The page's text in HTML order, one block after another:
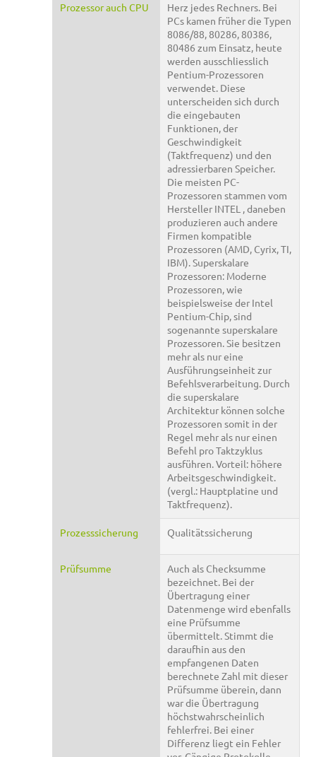
Prozessor auch CPU
Herz jedes Rechners. Bei
PCs kamen früher die Typen
8086/88, 80286, 80386,
80486 zum Einsatz, heute
werden ausschliesslich
Pentium-Prozessoren
verwendet. Diese
unterscheiden sich durch
die eingebauten
Funktionen, der
Geschwindigkeit
(Taktfrequenz) und den
adressierbaren Speicher.
Die meisten PC-
Prozessoren stammen vom
Hersteller INTEL , daneben
produzieren auch andere
Firmen kompatible
Prozessoren (AMD, Cyrix, TI,
IBM). Superskalare
Prozessoren: Moderne
Prozessoren, wie
beispielsweise der Intel
Pentium-Chip, sind
sogenannte superskalare
Prozessoren. Sie besitzen
mehr als nur eine
Ausführungseinheit zur
Befehlsverarbeitung. Durch
die superskalare
Architektur können solche
Prozessoren somit in der
Regel mehr als nur einen
Befehl pro Taktzyklus
ausführen. Vorteil: höhere
Arbeitsgeschwindigkeit.
(vergl.: Hauptplatine und
Taktfrequenz).
Prozesssicherung Qualitätssicherung
Prüfsumme
Auch als Checksumme
bezeichnet. Bei der
Übertragung einer
Datenmenge wird ebenfalls
eine Prüfsumme
übermittelt. Stimmt die
daraufhin aus den
empfangenen Daten
berechnete Zahl mit dieser
Prüfsumme überein, dann
war die Übertragung
höchstwahrscheinlich
fehlerfrei. Bei einer
Differenz liegt ein Fehler